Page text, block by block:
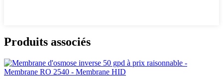
Produits associés